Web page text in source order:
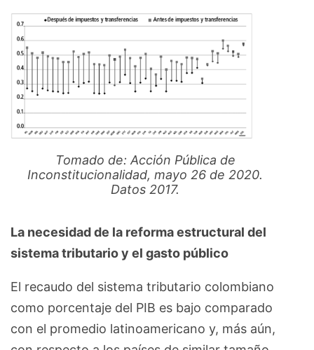
Tomado de: Acción Pública de
Inconstitucionalidad, mayo 26 de 2020.
Datos 2017.
La necesidad de la reforma estructural del
sistema tributario y el gasto público
El recaudo del sistema tributario colombiano
como porcentaje del PIB es bajo comparado
con el promedio latinoamericano y, más aún,